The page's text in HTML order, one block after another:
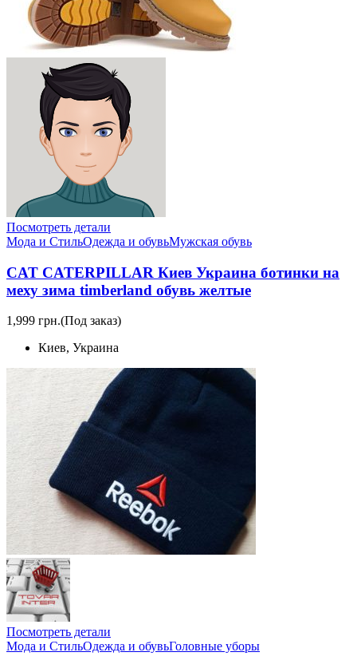
Посмотреть детали
Мода и СтильОдежда и обувьМужская обувь
CAT CATERPILLAR Киев Украина ботинки на
меху зима timberland обувь желтые
1,999 грн.(Под заказ)
Киев, Украина
Посмотреть детали
Мода и СтильОдежда и обувьГоловные уборы